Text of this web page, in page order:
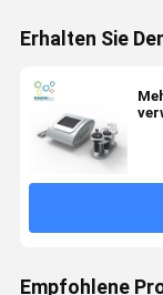
Erhalten Sie
Empfohlene